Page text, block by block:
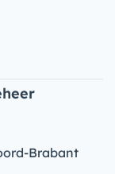
Brabant